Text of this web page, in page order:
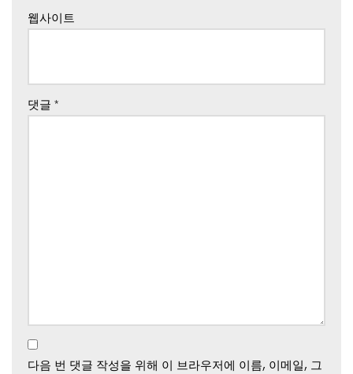
웹사이트
댓글 *
다음 번 댓글 작성을 위해 이 브라우저에 이름, 이메일, 그